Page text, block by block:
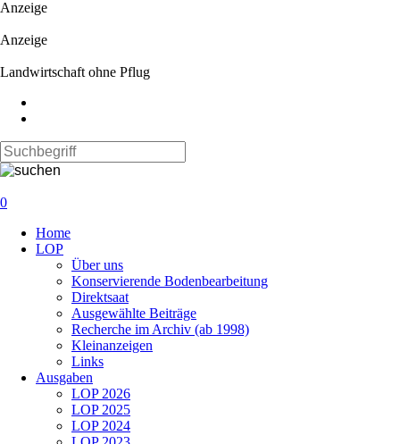
Anzeige
Anzeige
Landwirtschaft ohne Pflug
0
überspringen
Home
LOP
Über uns
Konservierende Bodenbearbeitung
Direktsaat
Ausgewählte Beiträge
Recherche im Archiv (ab 1998)
Kleinanzeigen
Links
Ausgaben
LOP 2026
LOP 2025
LOP 2024